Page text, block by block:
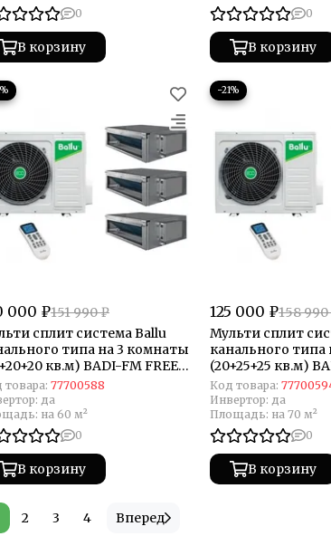
0
В корзину
0
В корзину
000 ₽151 990 ₽
сплит система Ballu
типа на 3 комнаты
кв.м) BADI-FM FREE
товара: 77700588
да
на 60 м²
0
В корзину
−21%
125 000 ₽158
Мульти сплит
канального
(20+25+25 кв.м)
MATCH
Код товара:
Инвертор: да
Площадь: на 70 м²
0
В корзину
2 3 4 Вперед